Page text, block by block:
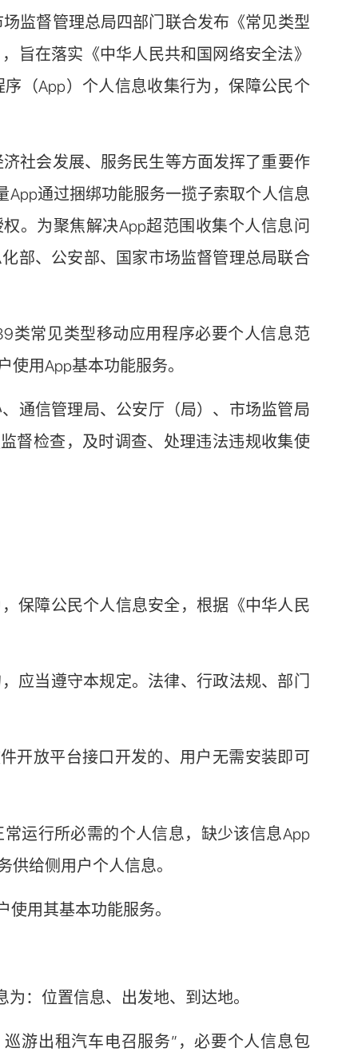
监督管理总局四部门联合发布《常见类型
旨在落实《中华人民共和国网络安全法》
（App）个人信息收集行为，保障公民个
社会发展、服务民生等方面发挥了重要作
通过捆绑功能服务一揽子索取个人信息
。为聚焦解决App超范围收集个人信息问
部、公安部、国家市场监督管理总局联合
常见类型移动应用程序必要个人信息范
用App基本功能服务。
信管理局、公安厅（局）、市场监管局
督检查，及时调查、处理违法违规收集使
障公民个人信息安全，根据《中华人民
当遵守本规定。法律、行政法规、部门
放平台接口开发的、用户无需安装即可
运行所必需的个人信息，缺少该信息App
给侧用户个人信息。
用其基本功能服务。
：位置信息、出发地、到达地。
游出租汽车电召服务”，必要个人信息包